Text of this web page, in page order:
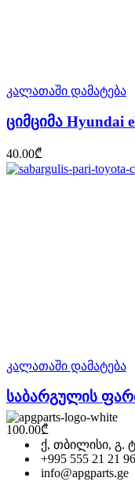
კალათაში დამატება
ციმციმა Hyundai
40.00₾
კალათაში დამატება
საბარგულის
100.00₾
ქ, თბილისი, გ.
+995 555 21 21 96
info@apgparts.ge